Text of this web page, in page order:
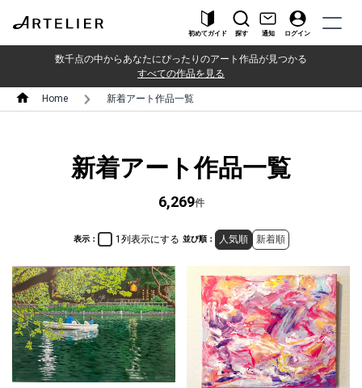
初めてガイド 探す 通知 ログイン
数千点の中からあなたにぴったりのアート作品が見つかる
すべての作品を見る
Home 新着アート作品一覧
新着アート作品一覧
6,269件
表示： 1列表示にする 並び順： 人気順 新着順